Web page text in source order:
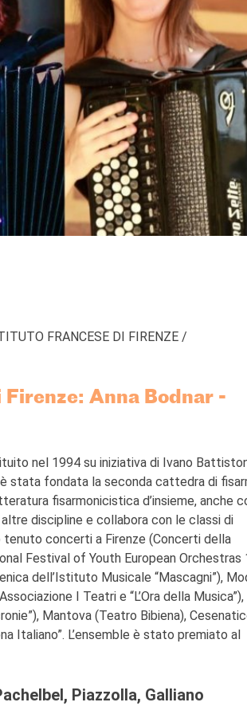
FRANCESE DI FIRENZE /
Anna Bodnar -
nel 1994 su iniziativa di Ivano
stata fondata la seconda cattedra di
fisarmonicistica d’insieme, anche
discipline e collabora con le classi di
tenuto concerti a Firenze (Concerti della
Festival of Youth European Orchestras
dell’Istituto Musicale “Mascagni”),
I Teatri e “L’Ora della
Mantova (Teatro Bibiena),
Italiano”. L’ensemble è stato premiato al
Piazzolla, Galliano